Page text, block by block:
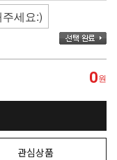
0원
관심상품